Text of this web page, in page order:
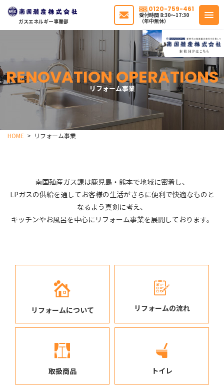
ガスエネルギー事業部
0120-759-461
受付時間 8:30〜17:30
（年中無休）
RENOVATION OPERATIONS
リフォーム事業
HOME リフォーム事業
南国殖産ガス課は鹿児島・熊本で地域に密着し、
LPガスの供給を通して お客様の生活がさらに便利で快適なものと
なるよう真剣に考え、
キッチンやお風呂を中心に リフォーム事業を展開しております。
リフォームについて リフォームの流れ
取扱商品 トイレ